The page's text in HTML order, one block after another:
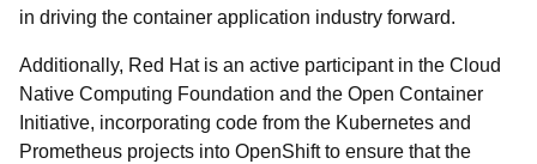
in driving the container application industry forward.
Additionally, Red Hat is an active participant in the Cloud
Native Computing Foundation and the Open Container
Initiative, incorporating code from the Kubernetes and
Prometheus projects into OpenShift to ensure that the